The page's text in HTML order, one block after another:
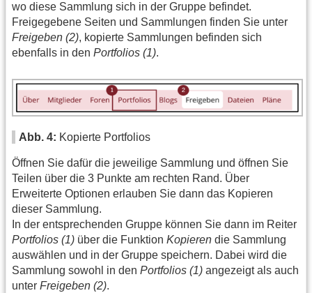
wo diese Sammlung sich in der Gruppe befindet.
Freigegebene Seiten und Sammlungen finden Sie unter
Freigeben (2), kopierte Sammlungen befinden sich
ebenfalls in den Portfolios (1).
Abb. 4: Kopierte Portfolios
Öffnen Sie dafür die jeweilige Sammlung und öffnen Sie
Teilen über die 3 Punkte am rechten Rand. Über
Erweiterte Optionen erlauben Sie dann das Kopieren
dieser Sammlung.
In der entsprechenden Gruppe können Sie dann im Reiter
Portfolios (1) über die Funktion Kopieren die Sammlung
auswählen und in der Gruppe speichern. Dabei wird die
Sammlung sowohl in den Portfolios (1) angezeigt als auch
unter Freigeben (2).